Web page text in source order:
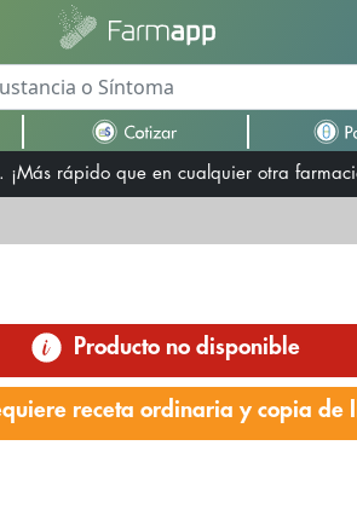
¡Más rápido que en cualquier otra
Producto no disponible
receta ordinaria y copia de